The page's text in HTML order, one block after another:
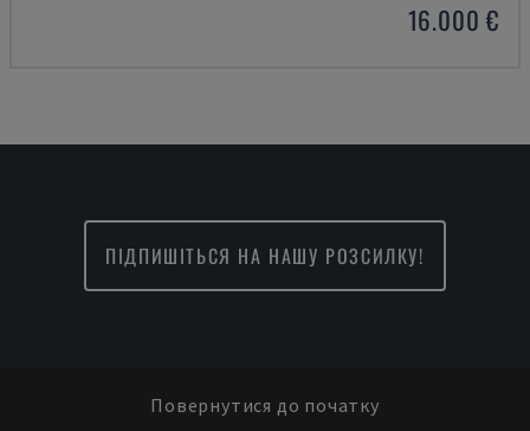
16.000 €
ПІДПИШІТЬСЯ НА НАШУ РОЗСИЛКУ!
Повернутися до початку